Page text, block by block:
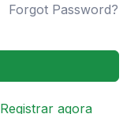
Forgot Password?
Registrar agora